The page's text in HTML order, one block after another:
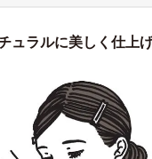
ュラルに美しく仕上